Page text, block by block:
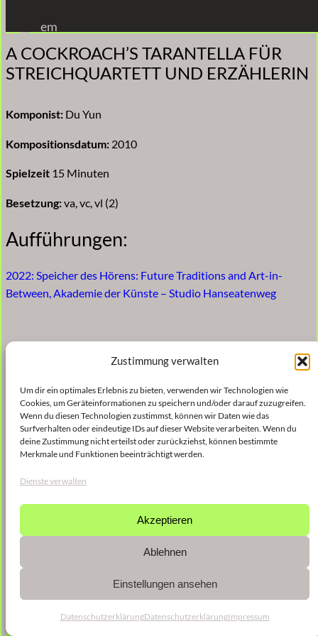
Zustimmung verwalten
Um dir ein optimales Erlebnis zu bieten, verwenden wir Technologien wie
Cookies, um Geräteinformationen zu speichern und/oder darauf zuzugreifen.
Wenn du diesen Technologien zustimmst, können wir Daten wie das
Surfverhalten oder eindeutige IDs auf dieser Website verarbeiten. Wenn du
deine Zustimmung nicht erteilst oder zurückziehst, können bestimmte
Merkmale und Funktionen beeinträchtigt werden.
Dienste verwalten
Akzeptieren
Ablehnen
Einstellungen ansehen
DatenschutzerklärungDatenschutzerklärungImpressum
Inhalt
springen
em
A COCKROACH’S TARANTELLA FÜR
STREICHQUARTETT UND ERZÄHLERIN
Komponist: Du Yun
Kompositionsdatum: 2010
Spielzeit 15 Minuten
Besetzung:va, vc, vl (2)
Aufführungen:
2022: Speicher des Hörens: Future Traditions and Art-in-
Between, Akademie der Künste – Studio Hanseatenweg